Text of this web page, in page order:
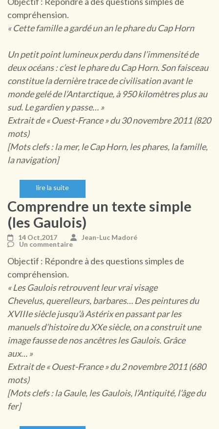
compréhension.
« Cette famille a gardé un an le phare du Cap Horn
Un petit point lumineux perdu dans l’immensité de
deux océans : c’est le phare du Cap Horn. Son faisceau
constitue la dernière trace de civilisation avant le
monde gelé de l’Antarctique, à 950 kilomètres plus au
sud. Le gardien y passe… »
Extrait de « Ouest-France » du 30 novembre 2011 (820
mots)
[Mots clefs : la mer, le Cap Horn, les phares, la famille,
la navigation]
lire la suite
Comprendre un texte simple
(les Gaulois)
14 Oct,2017
Jean-Luc Madoré
Un commentaire
Objectif : Répondre à des questions simples de
compréhension.
« Les Gaulois retrouvent leur vrai visage
Chevelus, querelleurs, barbares… Des peintures du
XVIIIe siècle jusqu’à Astérix en passant par les
manuels d’histoire du XXe siècle, on a construit une
image fausse de nos ancêtres les Gaulois. Grâce
aux… »
Extrait de « Ouest-France » du 2 novembre 2011 (680
mots)
[Mots clefs : la Gaule, les Gaulois, l’Antiquité, l’âge du
fer]